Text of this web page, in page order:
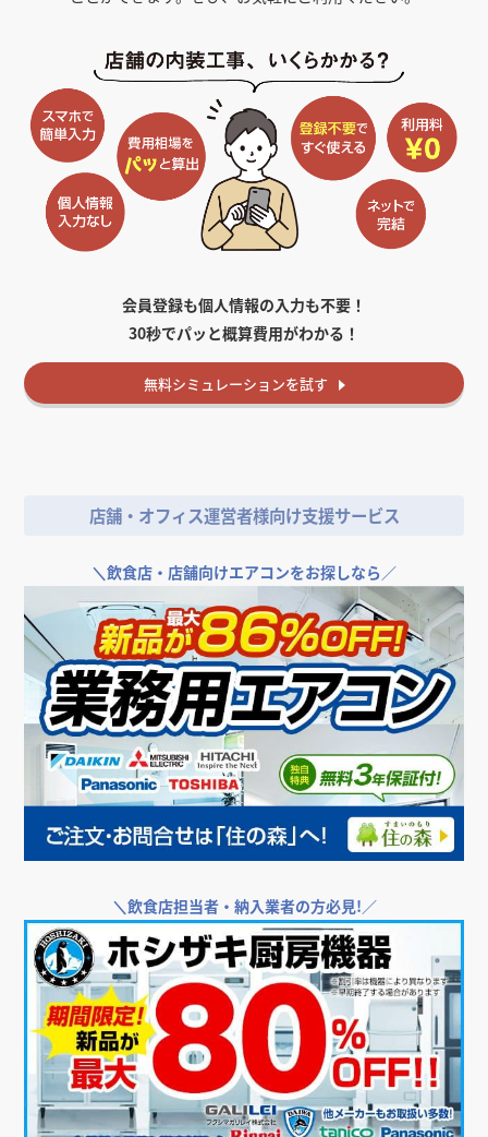
会員登録も個人情報の入力も不要！
30秒でパッと概算費用がわかる！
無料シミュレーションを試す
店舗・オフィス運営者様向け支援サービス
＼飲食店・店舗向けエアコンをお探しなら／
＼飲食店担当者・納入業者の方必見!／